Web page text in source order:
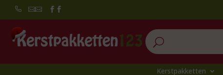
 
U
Kerstpakketten